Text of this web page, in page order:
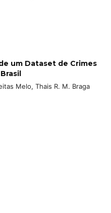
um Dataset de Crimes
Melo, Thais R. M. Braga